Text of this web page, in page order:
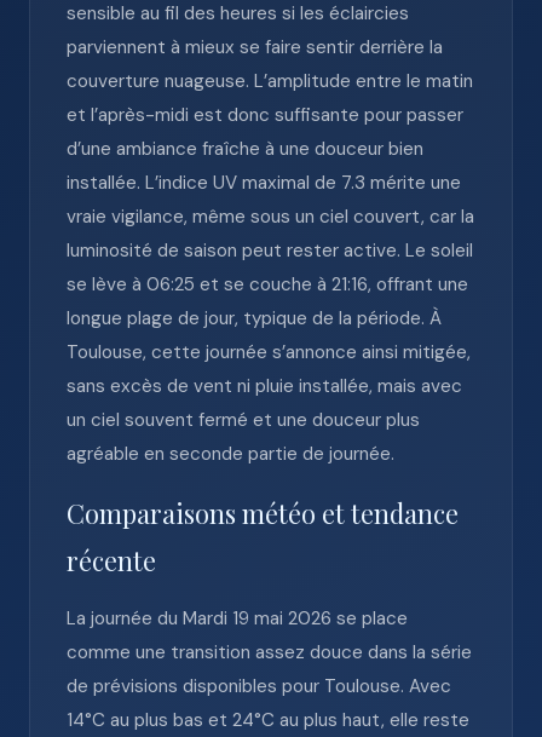
sensible au fil des heures si les éclaircies
parviennent à mieux se faire sentir derrière la
couverture nuageuse. L’amplitude entre le matin
et l’après-midi est donc suffisante pour passer
d’une ambiance fraîche à une douceur bien
installée. L’indice UV maximal de 7.3 mérite une
vraie vigilance, même sous un ciel couvert, car la
luminosité de saison peut rester active. Le soleil
se lève à 06:25 et se couche à 21:16, offrant une
longue plage de jour, typique de la période. À
Toulouse, cette journée s’annonce ainsi mitigée,
sans excès de vent ni pluie installée, mais avec
un ciel souvent fermé et une douceur plus
agréable en seconde partie de journée.
Comparaisons météo et tendance
récente
La journée du Mardi 19 mai 2026 se place
comme une transition assez douce dans la série
de prévisions disponibles pour Toulouse. Avec
14°C au plus bas et 24°C au plus haut, elle reste